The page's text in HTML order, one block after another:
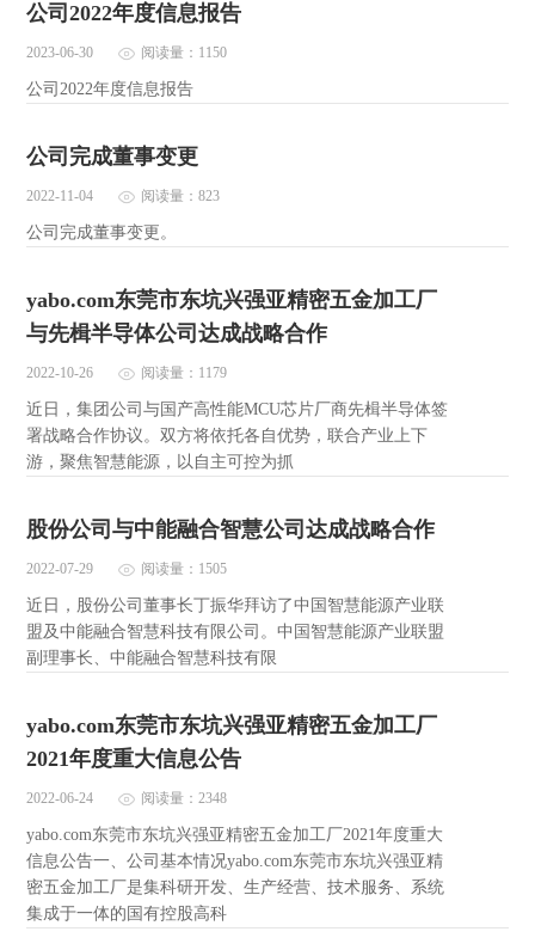
公司2022年度信息报告
2023-06-30 阅读量：1150
公司2022年度信息报告
公司完成董事变更
2022-11-04 阅读量：823
公司完成董事变更。
yabo.com东莞市东坑兴强亚精密五金加工厂
与先楫半导体公司达成战略合作
2022-10-26 阅读量：1179
近日，集团公司与国产高性能MCU芯片厂商先楫半导体签
署战略合作协议。双方将依托各自优势，联合产业上下
游，聚焦智慧能源，以自主可控为抓
股份公司与中能融合智慧公司达成战略合作
2022-07-29 阅读量：1505
近日，股份公司董事长丁振华拜访了中国智慧能源产业联
盟及中能融合智慧科技有限公司。中国智慧能源产业联盟
副理事长、中能融合智慧科技有限
yabo.com东莞市东坑兴强亚精密五金加工厂
2021年度重大信息公告
2022-06-24 阅读量：2348
yabo.com东莞市东坑兴强亚精密五金加工厂2021年度重大
信息公告一、公司基本情况yabo.com东莞市东坑兴强亚精
密五金加工厂是集科研开发、生产经营、技术服务、系统
集成于一体的国有控股高科